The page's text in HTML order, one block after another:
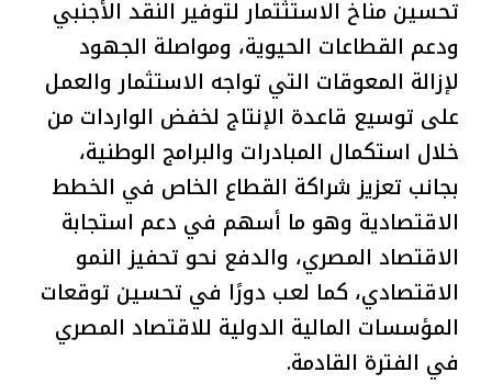
تحسين مناخ الاستثتمار لتوفير النقد الأجنبي
ودعم القطاعات الحيوية، ومواصلة الجهود
لإزالة المعوقات التي تواجه الاستثمار والعمل
على توسيع قاعدة الإنتاج لخفض الواردات من
خلال استكمال المبادرات والبرامج الوطنية،
بجانب تعزيز شراكة القطاع الخاص في الخطط
الاقتصادية وهو ما أسهم في دعم استجابة
الاقتصاد المصري، والدفع نحو تحفيز النمو
الاقتصادي، كما لعب دورًا في تحسين توقعات
المؤسسات المالية الدولية للاقتصاد المصري
في الفترة القادمة.